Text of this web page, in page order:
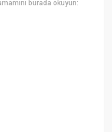
burada okuyun: